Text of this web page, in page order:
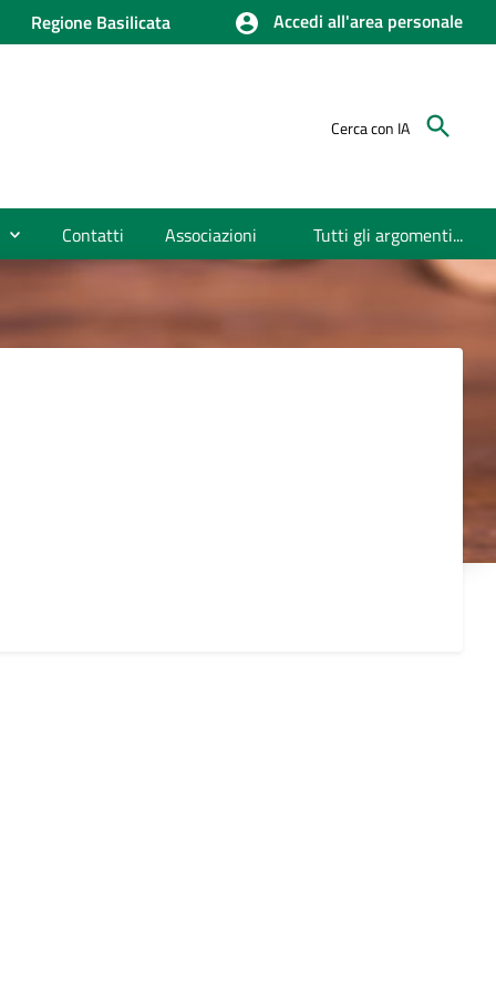
Regione Basilicata Accedi all'area personale
Cerca con IA
Contatti Associazioni Tutti gli argomenti...